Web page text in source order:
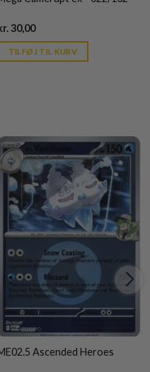
30,00Current
is:
kr. 39,95.
TILFØJ TIL KURV
Ascended Heroes